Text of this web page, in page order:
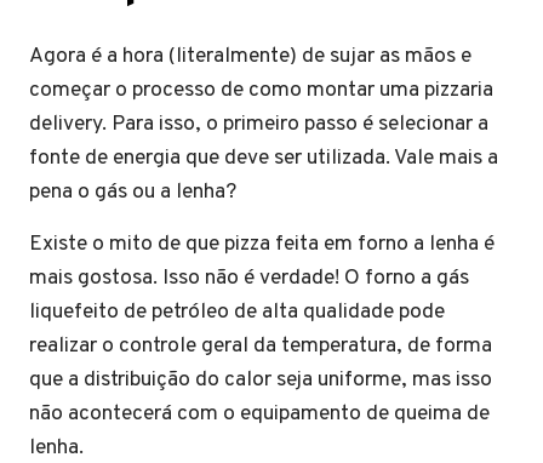
Agora é a hora (literalmente) de sujar as mãos e
começar o processo de como montar uma pizzaria
delivery. Para isso, o primeiro passo é selecionar a
fonte de energia que deve ser utilizada. Vale mais a
pena o gás ou a lenha?
Existe o mito de que pizza feita em forno a lenha é
mais gostosa. Isso não é verdade! O forno a gás
liquefeito de petróleo de alta qualidade pode
realizar o controle geral da temperatura, de forma
que a distribuição do calor seja uniforme, mas isso
não acontecerá com o equipamento de queima de
lenha.